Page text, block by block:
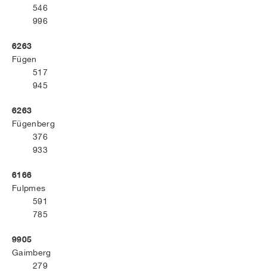
546
996
6263
Fügen
517
945
6263
Fügenberg
376
933
6166
Fulpmes
591
785
9905
Gaimberg
279